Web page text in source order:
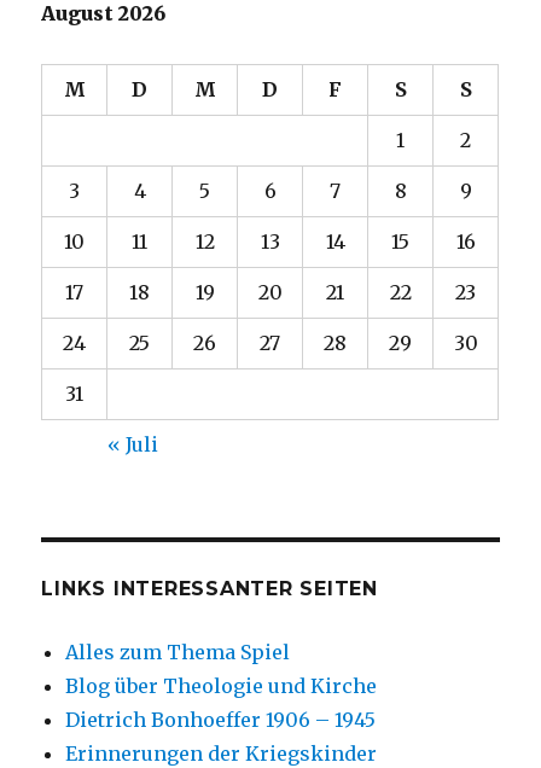
August 2026
M D M D F S S
1 2
3 4 5 6 7 8 9
10 11 12 13 14 15 16
17 18 19 20 21 22 23
24 25 26 27 28 29 30
31
« Juli
LINKS INTERESSANTER SEITEN
Alles zum Thema Spiel
Blog über Theologie und Kirche
Dietrich Bonhoeffer 1906 – 1945
Erinnerungen der Kriegskinder